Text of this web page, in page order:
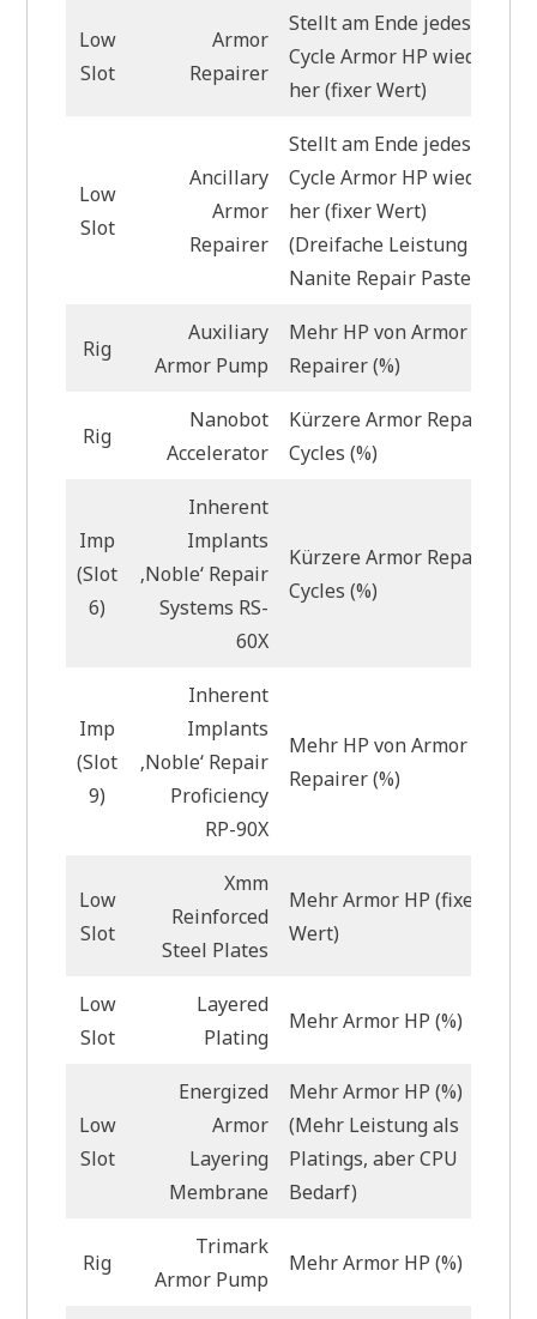
Low
Slot
Armor
Repairer
Stellt am Ende jedes
Cycle Armor HP wieder
her (fixer Wert)
Low
Slot
Ancillary
Armor
Repairer
Stellt am Ende jedes
Cycle Armor HP wieder
her (fixer Wert)
(Dreifache Leistung mit
Nanite Repair Paste)
Rig
Auxiliary
Armor Pump
Mehr HP von Armor
Repairer (%)
Rig
Nanobot
Accelerator
Kürzere Armor Repair
Cycles (%)
Imp
(Slot
6)
Inherent
Implants
‚Noble‘ Repair
Systems RS-
60X
Kürzere Armor Repair
Cycles (%)
Imp
(Slot
9)
Inherent
Implants
‚Noble‘ Repair
Proficiency
RP-90X
Mehr HP von Armor
Repairer (%)
Low
Slot
Xmm
Reinforced
Steel Plates
Mehr Armor HP (fixer
Wert)
Low
Slot
Layered
Plating
Mehr Armor HP (%)
Low
Slot
Energized
Armor
Layering
Membrane
Mehr Armor HP (%)
(Mehr Leistung als
Platings, aber CPU
Bedarf)
Rig
Trimark
Armor Pump
Mehr Armor HP (%)